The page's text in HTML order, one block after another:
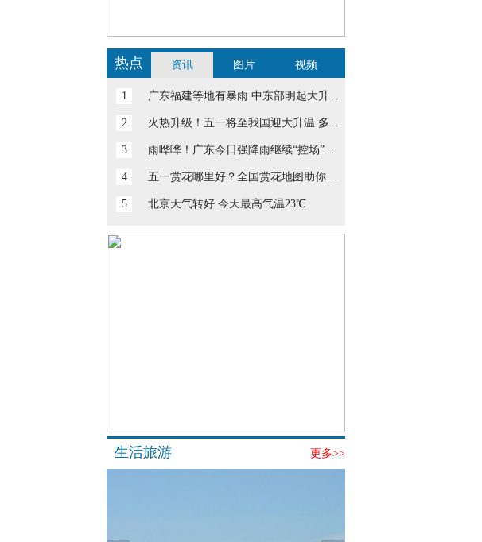
热点 视频
图片
资讯
1 广东福建等地有暴雨 中东部明起大升...
2 火热升级！五一将至我国迎大升温 多...
3 雨哗哗！广东今日强降雨继续“控场”...
4 五一赏花哪里好？全国赏花地图助你寻...
5 北京天气转好 今天最高气温23℃
更多>>
生活旅游